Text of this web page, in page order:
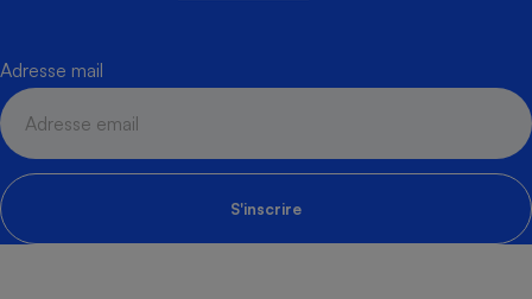
Adresse mail
S'inscrire